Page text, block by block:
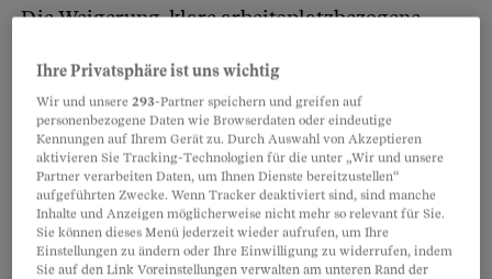
Die Weigerung, klare arbeitsplatzbezogene
sachlicher Kündigungsgrund,
Entscheidend war auch, dass die religiöse
Kleidung nicht per se verboten war, das Spital
Alternativen angeboten und den Angestellten
gemahnt hat.
Ihre Privatsphäre ist uns wichtig
Wir und unsere293-Partner speichern und greifen auf
personenbezogene Daten wie Browserdaten oder eindeutige
Kennungen auf Ihrem Gerät zu. Durch Auswahl von Akzeptieren
aktivieren Sie Tracking-Technologien für die unter „Wir und unsere
Partner verarbeiten Daten, um Ihnen Dienste bereitzustellen“
aufgeführten Zwecke. Wenn Tracker deaktiviert sind, sind manche
Inhalte und Anzeigen möglicherweise nicht mehr so relevant für Sie.
Sie können dieses Menü jederzeit wieder aufrufen, um Ihre
Einstellungen zu ändern oder Ihre Einwilligung zu widerrufen, indem
Sie auf den Link Voreinstellungen verwalten am unteren Rand der